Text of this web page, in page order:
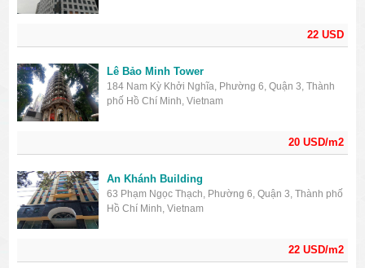
22 USD
20 USD/m2
Lê Bảo Minh Tower
184 Nam Kỳ Khởi Nghĩa, Phường 6, Quận 3, Thành
phố Hồ Chí Minh, Vietnam
22 USD/m2
An Khánh Building
63 Phạm Ngọc Thạch, Phường 6, Quận 3, Thành phố
Hồ Chí Minh, Vietnam